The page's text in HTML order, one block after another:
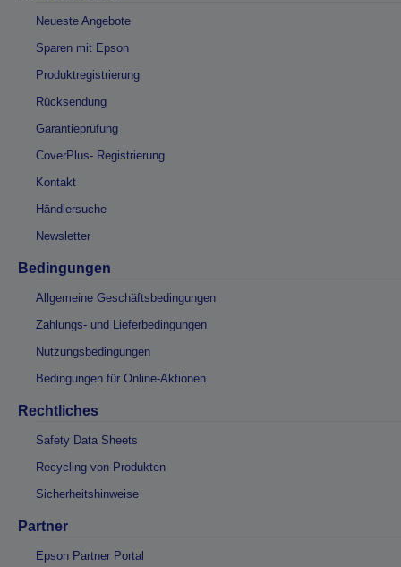
Neueste Angebote
Sparen mit Epson
Produktregistrierung
Rücksendung
Garantieprüfung
CoverPlus- Registrierung
Kontakt
Händlersuche
Newsletter
Bedingungen
Allgemeine Geschäftsbedingungen
Zahlungs- und Lieferbedingungen
Nutzungsbedingungen
Bedingungen für Online-Aktionen
Rechtliches
Safety Data Sheets
Recycling von Produkten
Sicherheitshinweise
Partner
Epson Partner Portal